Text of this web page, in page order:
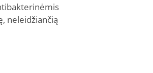
neleidžiančią